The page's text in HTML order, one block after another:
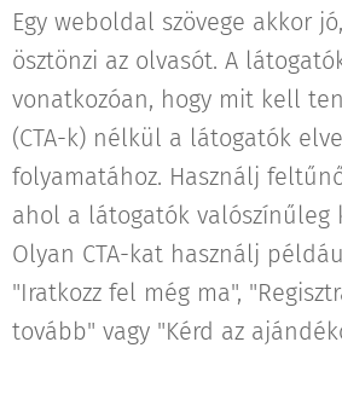
Egy weboldal szövege akkor
ösztönzi az olvasót. A
vonatkozóan, hogy mit kell
(CTA-k) nélkül a látogatók
folyamatához. Használj
ahol a látogatók valószínűleg
Olyan CTA-kat használj
"Iratkozz fel még ma",
tovább" vagy "Kérd az